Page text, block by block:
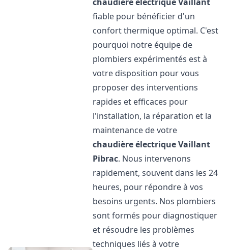
fiable pour bénéficier d'un
confort thermique optimal. C'est
pourquoi notre équipe de
plombiers expérimentés est à
votre disposition pour vous
proposer des interventions
rapides et efficaces pour
l'installation, la réparation et la
maintenance de votre
chaudière électrique Vaillant
Pibrac. Nous intervenons
rapidement, souvent dans les 24
heures, pour répondre à vos
besoins urgents. Nos plombiers
sont formés pour diagnostiquer
et résoudre les problèmes
techniques liés à votre